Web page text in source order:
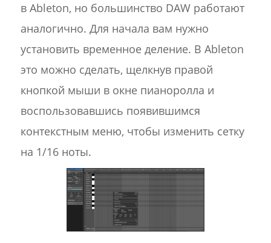
в Ableton, но большинство DAW работают
аналогично. Для начала вам нужно
установить временное деление. В Ableton
это можно сделать, щелкнув правой
кнопкой мыши в окне пианоролла и
воспользовавшись появившимся
контекстным меню, чтобы изменить сетку
на 1/16 ноты.